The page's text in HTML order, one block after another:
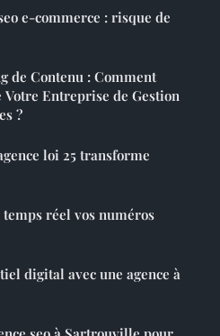
e-commerce : risque de
de Contenu : Comment
Entreprise de Gestion
?
loi 25 transforme
réel vos numéros
digital avec une agence à